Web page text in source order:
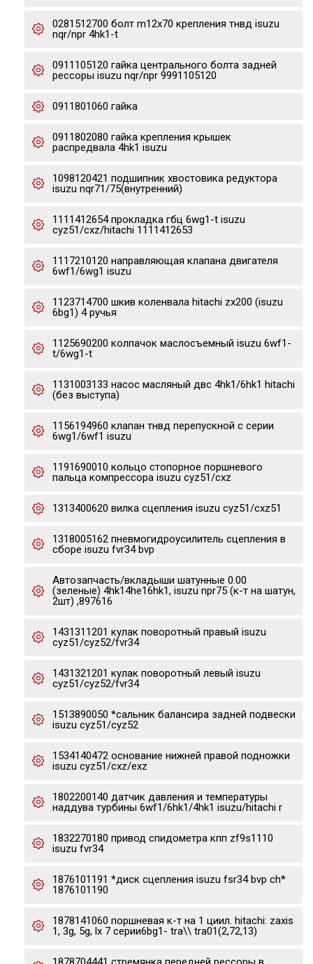
0281512700 болт m12x70 крепления тнвд isuzu
nqr/npr 4hk1-t
0911105120 гайка центрального болта задней
рессоры isuzu nqr/npr 9991105120
0911801060 гайка
0911802080 гайка крепления крышек
распредвала 4hk1 isuzu
1098120421 подшипник хвостовика редуктора
isuzu nqr71/75(внутренний)
1111412654 прокладка гбц 6wg1-t isuzu
cyz51/cxz/hitachi 1111412653
1117210120 направляющая клапана двигателя
6wf1/6wg1 isuzu
1123714700 шкив коленвала hitachi zx200 (isuzu
6bg1) 4 ручья
1125690200 колпачок маслосъемный isuzu 6wf1-
t/6wg1-t
1131003133 насос масляный двс 4hk1/6hk1 hitachi
(без выступа)
1156194960 клапан тнвд перепускной с серии
6wg1/6wf1 isuzu
1191690010 кольцо стопорное поршневого
пальца компрессора isuzu cyz51/cxz
1313400620 вилка сцепления isuzu cyz51/cxz51
1318005162 пневмогидроусилитель сцепления в
сборе isuzu fvr34 bvp
Автозапчасть/вкладыши шатунные 0.00
(зеленые) 4hk14he16hk1, isuzu npr75 (к-т на шатун,
2шт) ,897616
1431311201 кулак поворотный правый isuzu
cyz51/cyz52/fvr34
1431321201 кулак поворотный левый isuzu
cyz51/cyz52/fvr34
1513890050 *сальник балансира задней подвески
isuzu cyz51/cyz52
1534140472 основание нижней правой подножки
isuzu cyz51/cxz/exz
1802200140 датчик давления и температуры
наддува турбины 6wf1/6hk1/4hk1 isuzu/hitachi r
1832270180 привод спидометра кпп zf9s1110
isuzu fvr34
1876101191 *диск сцепления isuzu fsr34 bvp ch*
1876101190
1878141060 поршневая к-т на 1 циил. hitachi: zaxis
1, 3g, 5g, lx 7 серии6bg1- tra\\ tra01(2,72,13)